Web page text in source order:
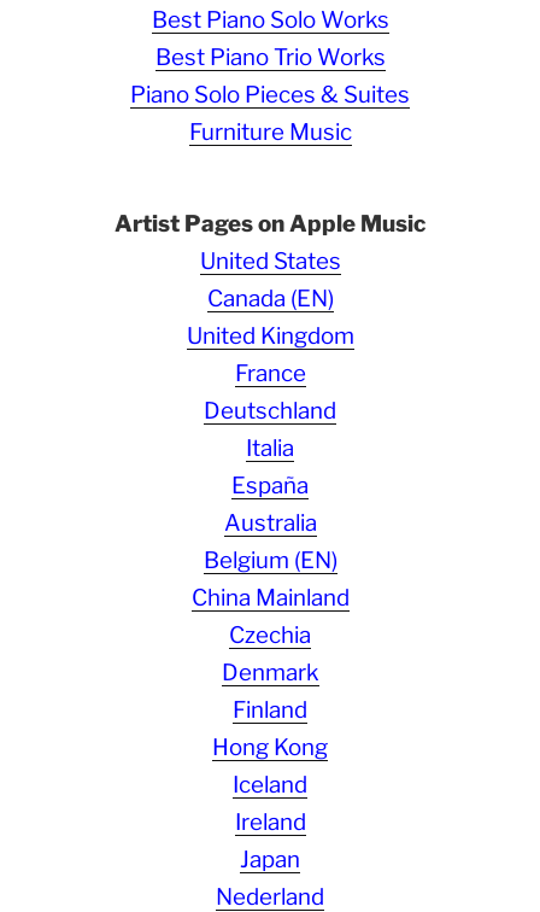
Best Piano Solo Works
Best Piano Trio Works
Piano Solo Pieces & Suites
Furniture Music
Artist Pages on Apple Music
United States
Canada (EN)
United Kingdom
France
Deutschland
Italia
España
Australia
Belgium (EN)
China Mainland
Czechia
Denmark
Finland
Hong Kong
Iceland
Ireland
Japan
Nederland